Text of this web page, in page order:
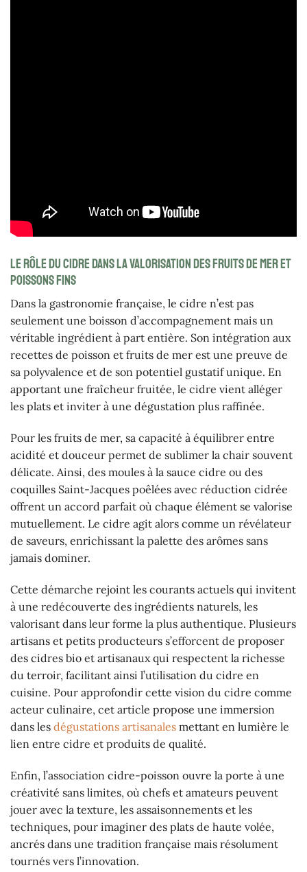
Le rôle du cidre dans la valorisation des fruits de mer et
poissons fins
Dans la gastronomie française, le cidre n’est pas
seulement une boisson d’accompagnement mais un
véritable ingrédient à part entière. Son intégration aux
recettes de poisson et fruits de mer est une preuve de
sa polyvalence et de son potentiel gustatif unique. En
apportant une fraîcheur fruitée, le cidre vient alléger
les plats et inviter à une dégustation plus raffinée.
Pour les fruits de mer, sa capacité à équilibrer entre
acidité et douceur permet de sublimer la chair souvent
délicate. Ainsi, des moules à la sauce cidre ou des
coquilles Saint-Jacques poêlées avec réduction cidrée
offrent un accord parfait où chaque élément se valorise
mutuellement. Le cidre agit alors comme un révélateur
de saveurs, enrichissant la palette des arômes sans
jamais dominer.
Cette démarche rejoint les courants actuels qui invitent
à une redécouverte des ingrédients naturels, les
valorisant dans leur forme la plus authentique. Plusieurs
artisans et petits producteurs s’efforcent de proposer
des cidres bio et artisanaux qui respectent la richesse
du terroir, facilitant ainsi l’utilisation du cidre en
cuisine. Pour approfondir cette vision du cidre comme
acteur culinaire, cet article propose une immersion
dans les dégustations artisanales mettant en lumière le
lien entre cidre et produits de qualité.
Enfin, l’association cidre-poisson ouvre la porte à une
créativité sans limites, où chefs et amateurs peuvent
jouer avec la texture, les assaisonnements et les
techniques, pour imaginer des plats de haute volée,
ancrés dans une tradition française mais résolument
tournés vers l’innovation.